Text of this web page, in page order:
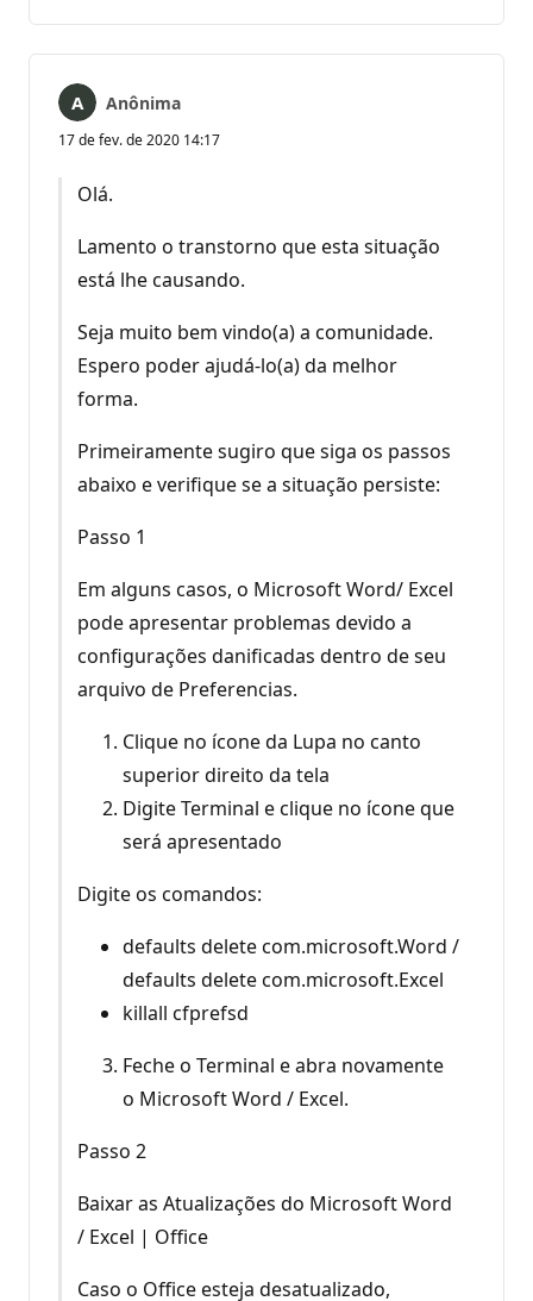
Anônima
17 de fev. de 2020 14:17
Olá.
Lamento o transtorno que esta situação
está lhe causando.
Seja muito bem vindo(a) a comunidade.
Espero poder ajudá-lo(a) da melhor
forma.
Primeiramente sugiro que siga os passos
abaixo e verifique se a situação persiste:
Passo 1
Em alguns casos, o Microsoft Word/ Excel
pode apresentar problemas devido a
configurações danificadas dentro de seu
arquivo de Preferencias.
Clique no ícone da Lupa no canto
superior direito da tela
Digite Terminal e clique no ícone que
será apresentado
Digite os comandos:
defaults delete com.microsoft.Word /
defaults delete com.microsoft.Excel
killall cfprefsd
Feche o Terminal e abra novamente
o Microsoft Word / Excel.
Passo 2
Baixar as Atualizações do Microsoft Word
/ Excel | Office
Caso o Office esteja desatualizado,